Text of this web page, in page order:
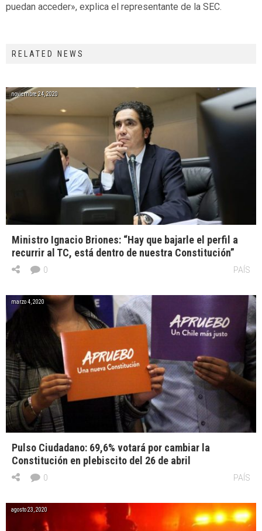
puedan acceder», explica el representante de la SEC.
RELATED NEWS
noviembre 24, 2020
Ministro Ignacio Briones: “Hay que bajarle el perfil a
recurrir al TC, está dentro de nuestra Constitución”
PAÍS
0
marzo 4, 2020
Pulso Ciudadano: 69,6% votará por cambiar la
Constitución en plebiscito del 26 de abril
PAÍS
0
agosto 23, 2020